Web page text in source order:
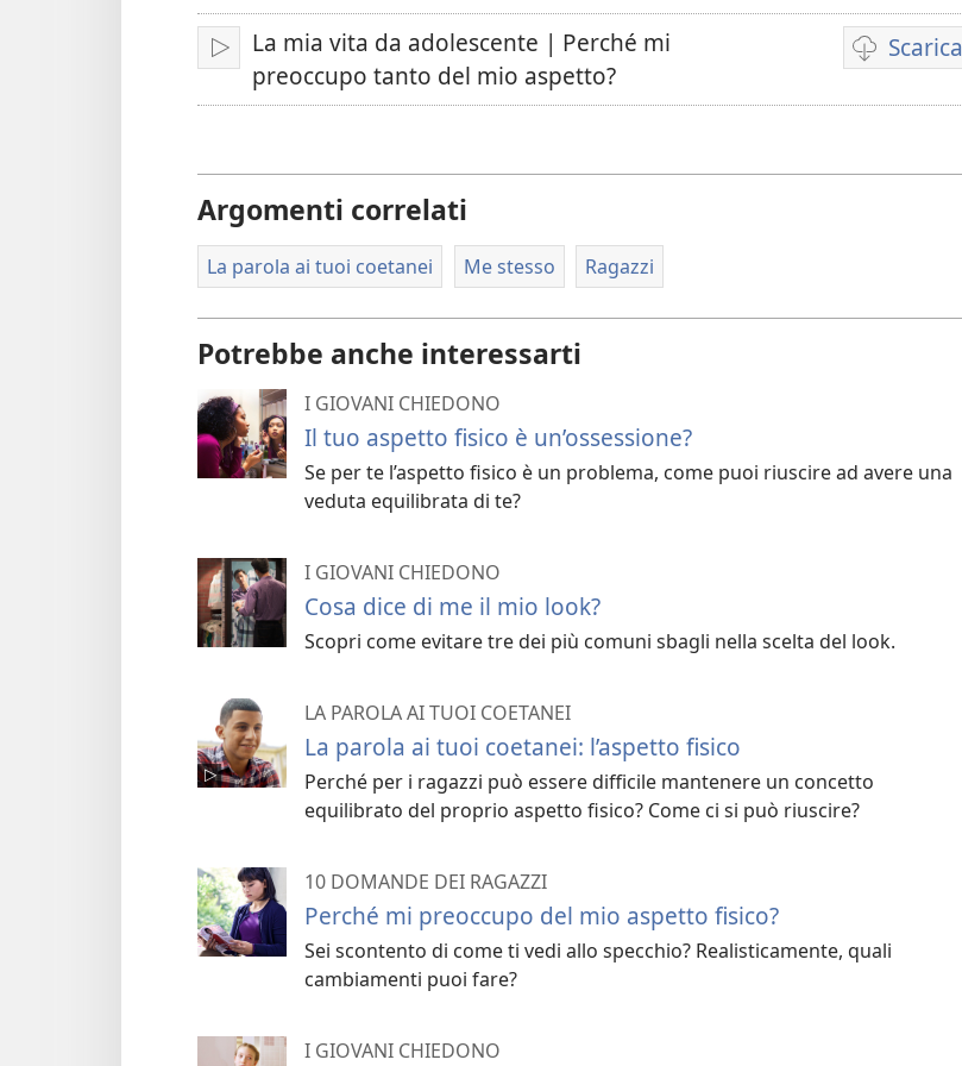
lingua
Play
La mia vita da adolescente | Perché mi
preoccupo tanto del mio aspetto?
Scarica
Opzioni
per
Argomenti correlati
La parola ai tuoi coetanei Me stesso Ragazzi
Potrebbe anche interessarti
I GIOVANI CHIEDONO
Il tuo aspetto fisico è un’ossessione?
Se per te l’aspetto fisico è un problema, come puoi riuscire ad avere una
veduta equilibrata di te?
I GIOVANI CHIEDONO
Cosa dice di me il mio look?
Scopri come evitare tre dei più comuni sbagli nella scelta del look.
LA PAROLA AI TUOI COETANEI
La parola ai tuoi coetanei: l’aspetto fisico
Perché per i ragazzi può essere difficile mantenere un concetto
equilibrato del proprio aspetto fisico? Come ci si può riuscire?
10 DOMANDE DEI RAGAZZI
Perché mi preoccupo del mio aspetto fisico?
Sei scontento di come ti vedi allo specchio? Realisticamente, quali
cambiamenti puoi fare?
I GIOVANI CHIEDONO